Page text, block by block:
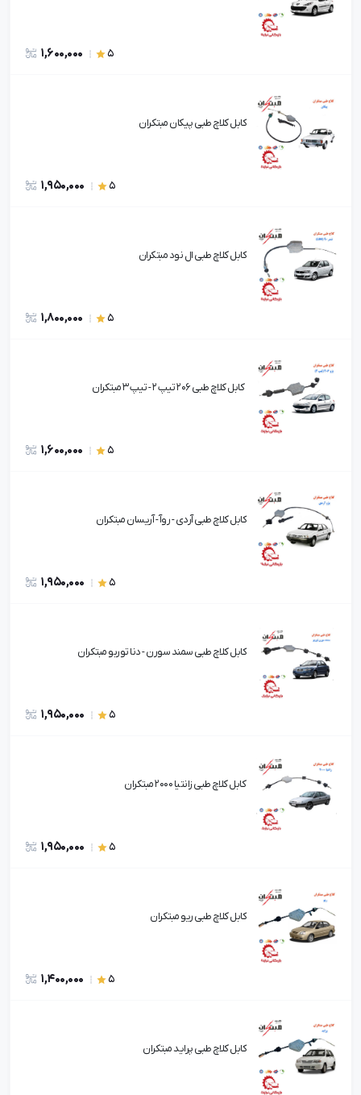
5
1,600,000
کابل کلاچ طبی پیکان مبتکران
5
1,950,000
کابل کلاچ طبی ال نود مبتکران
5
1,800,000
کابل کلاچ طبی 206 تیپ 2 - تیپ 3 مبتکران
5
1,600,000
کابل کلاچ طبی آردی - روآ - آریسان مبتکران
5
1,950,000
کابل کلاچ طبی سمند سورن - دنا توربو مبتکران
5
1,950,000
کابل کلاچ طبی زانتیا 2000 مبتکران
5
1,950,000
کابل کلاچ طبی ریو مبتکران
5
1,400,000
کابل کلاچ طبی پراید مبتکران